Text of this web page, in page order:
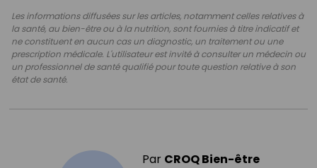
Les informations diffusées sur les articles, notamment celles relatives à
la santé, au bien-être ou à la nutrition, sont fournies à titre indicatif et
ne constituent en aucun cas un diagnostic, un traitement ou une
prescription médicale. L'utilisateur est invité à consulter un médecin ou
un professionnel de santé qualifié pour toute question relative à son
état de santé.
Par CROQ Bien-être